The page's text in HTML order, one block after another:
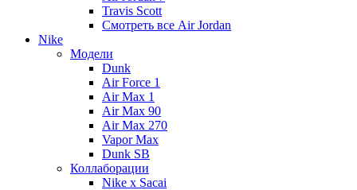
Travis Scott
Смотреть все Air Jordan
Nike
Модели
Dunk
Air Force 1
Air Max 1
Air Max 90
Air Max 270
Vapor Max
Dunk SB
Коллаборации
Nike x Sacai